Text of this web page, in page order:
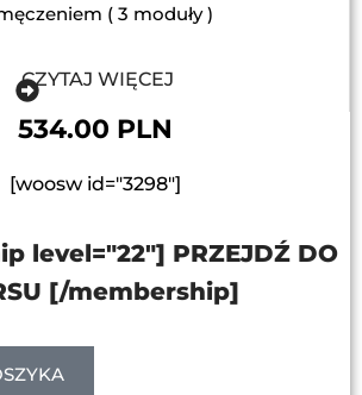
( 3 moduły )
CZYTAJ WIĘCEJ
534.00 PLN
[woosw id="3298"]
level="22"] PRZEJDŹ DO
[/membership]